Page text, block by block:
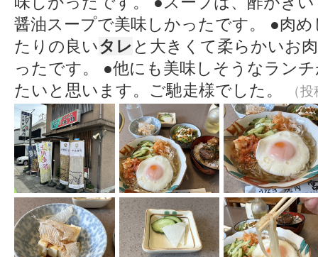
醤油スープで美味しかったです。 ●肉
たりの良いタレ と大きくて柔らかいお
ったです。 ●他にも美味しそうなラン
たいと思います。ご馳走様でした。
（